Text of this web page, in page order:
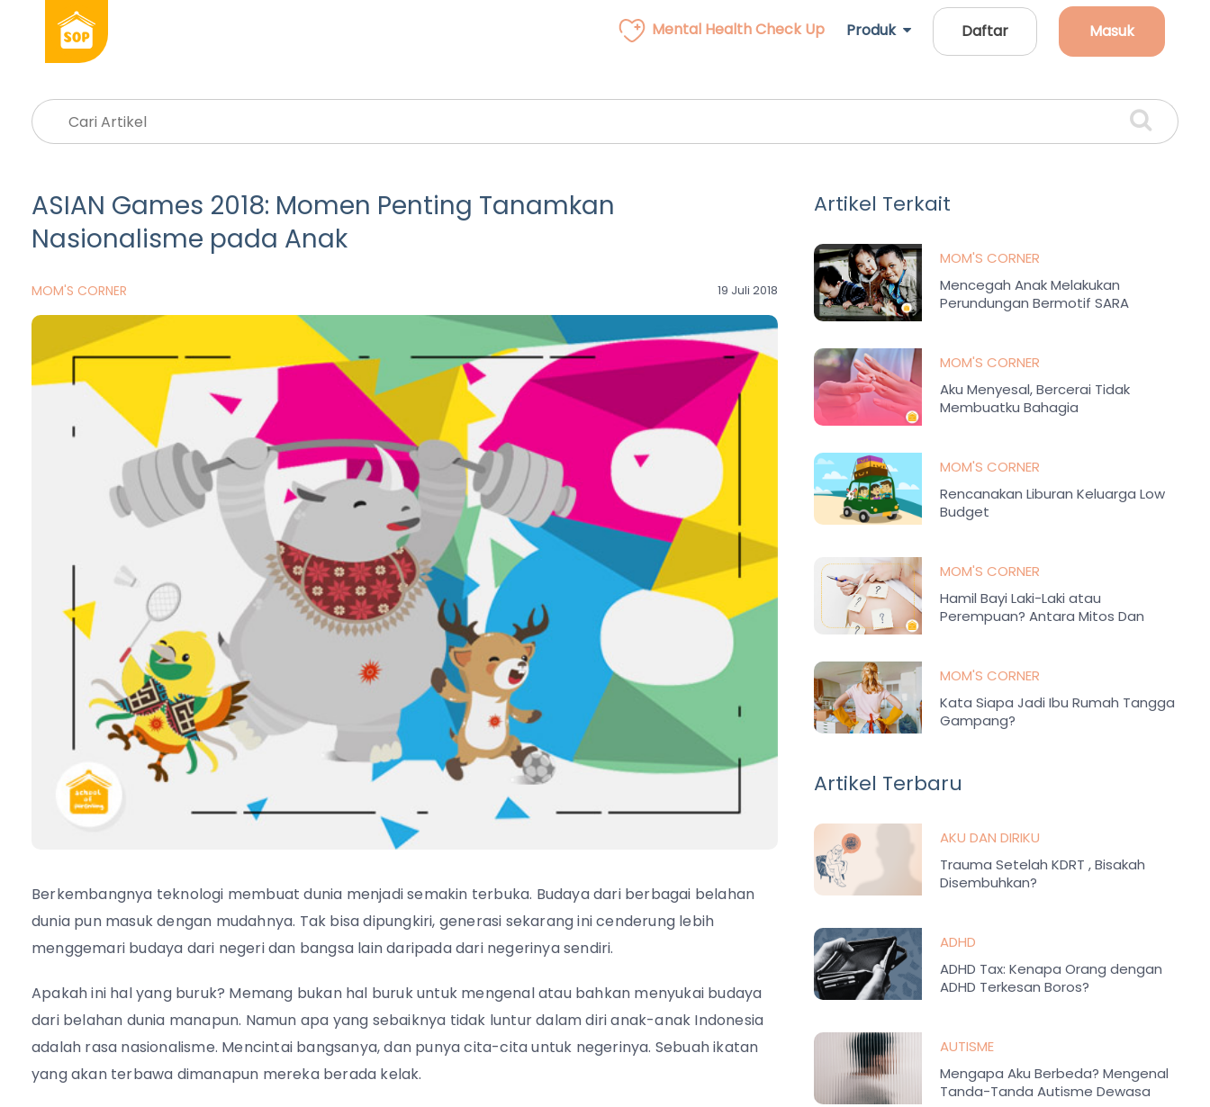
Mental Health Check Up Produk Daftar Masuk
ASIAN Games 2018: Momen Penting Tanamkan
Nasionalisme pada Anak
MOM'S CORNER 19 Juli 2018
Berkembangnya teknologi membuat dunia menjadi semakin terbuka. Budaya dari berbagai belahan
dunia pun masuk dengan mudahnya. Tak bisa dipungkiri, generasi sekarang ini cenderung lebih
menggemari budaya dari negeri dan bangsa lain daripada dari negerinya sendiri.
Apakah ini hal yang buruk? Memang bukan hal buruk untuk mengenal atau bahkan menyukai budaya
dari belahan dunia manapun. Namun apa yang sebaiknya tidak luntur dalam diri anak-anak Indonesia
adalah rasa nasionalisme. Mencintai bangsanya, dan punya cita-cita untuk negerinya. Sebuah ikatan
yang akan terbawa dimanapun mereka berada kelak.
Artikel Terkait
MOM'S CORNER
Mencegah Anak Melakukan
Perundungan Bermotif SARA
MOM'S CORNER
Aku Menyesal, Bercerai Tidak
Membuatku Bahagia
MOM'S CORNER
Rencanakan Liburan Keluarga Low
Budget
MOM'S CORNER
Hamil Bayi Laki-Laki atau
Perempuan? Antara Mitos Dan
MOM'S CORNER
Kata Siapa Jadi Ibu Rumah Tangga
Gampang?
Artikel Terbaru
AKU DAN DIRIKU
Trauma Setelah KDRT , Bisakah
Disembuhkan?
ADHD
ADHD Tax: Kenapa Orang dengan
ADHD Terkesan Boros?
AUTISME
Mengapa Aku Berbeda? Mengenal
Tanda-Tanda Autisme Dewasa